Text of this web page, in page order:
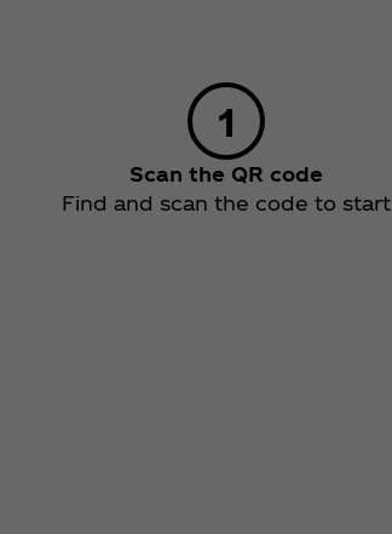
Scan the QR code
Find and scan the code to start